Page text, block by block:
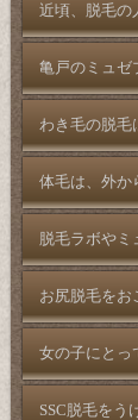
近頃、脱毛の
亀戸のミュゼ
わき毛の脱毛
体毛は、外か
脱毛ラボやミ
お尻脱毛をお
女の子にとっ
SSC脱毛をう